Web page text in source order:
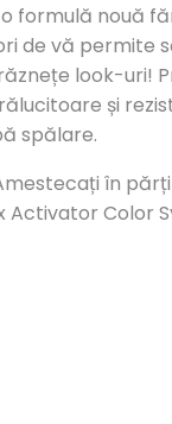
o formulă nouă
de vă permite
look-uri!
și
spălare.
în
Activator Color